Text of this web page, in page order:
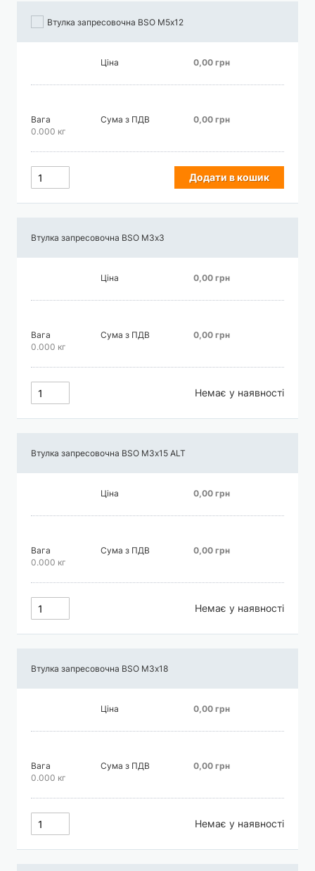
Втулка запресовочна BSO М5х12
Ціна 0,00 грн
Вага
0.000 кг
Сума з ПДВ 0,00 грн
Додати в кошик
Втулка запресовочна BSO М3х3
Ціна 0,00 грн
Вага
0.000 кг
Сума з ПДВ 0,00 грн
Немає у наявності
Втулка запресовочна BSO М3х15 АLT
Ціна 0,00 грн
Вага
0.000 кг
Сума з ПДВ 0,00 грн
Немає у наявності
Втулка запресовочна BSO М3х18
Ціна 0,00 грн
Вага
0.000 кг
Сума з ПДВ 0,00 грн
Немає у наявності